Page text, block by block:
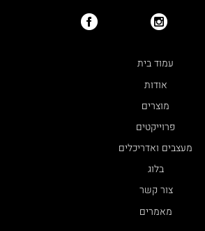
עמוד בית
אודות
מוצרים
פרוייקטים
מעצבים ואדריכלים
בלוג
צור קשר
מאמרים